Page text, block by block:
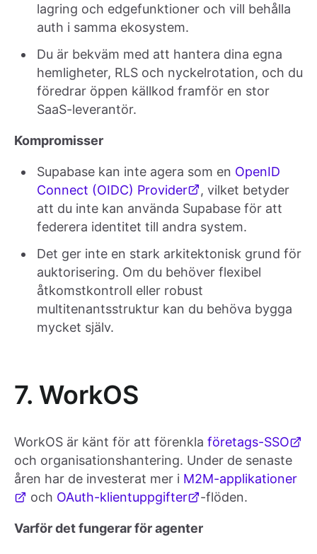
lagring och edgefunktioner och vill behålla
auth i samma ekosystem.
Du är bekväm med att hantera dina egna
hemligheter, RLS och nyckelrotation, och du
föredrar öppen källkod framför en stor
SaaS-leverantör.
Kompromisser
Supabase kan inte agera som en OpenID
Connect (OIDC) Provider
, vilket betyder
att du inte kan använda Supabase för att
federera identitet till andra system.
Det ger inte en stark arkitektonisk grund för
auktorisering. Om du behöver flexibel
åtkomstkontroll eller robust
multitenantsstruktur kan du behöva bygga
mycket själv.
7. WorkOS
WorkOS är känt för att förenkla företags-SSO
och organisationshantering. Under de senaste
åren har de investerat mer i M2M-applikationer
och OAuth-klientuppgifter -flöden.
Varför det fungerar för agenter